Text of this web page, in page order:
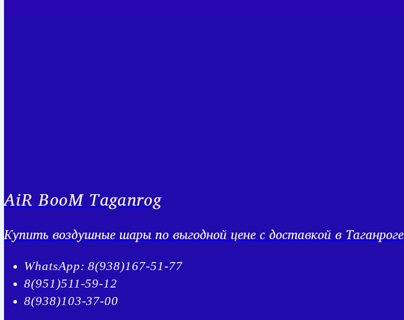
AiR BooM Taganrog
Купить воздушные шары по выгодной цене с доставкой в Таганроге
WhatsApp: 8(938)167-51-77
8(951)511-59-12
8(938)103-37-00